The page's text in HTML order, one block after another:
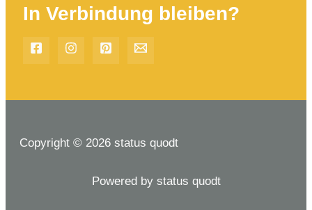
In Verbindung bleiben?
Copyright © 2026 status quodt
Powered by status quodt